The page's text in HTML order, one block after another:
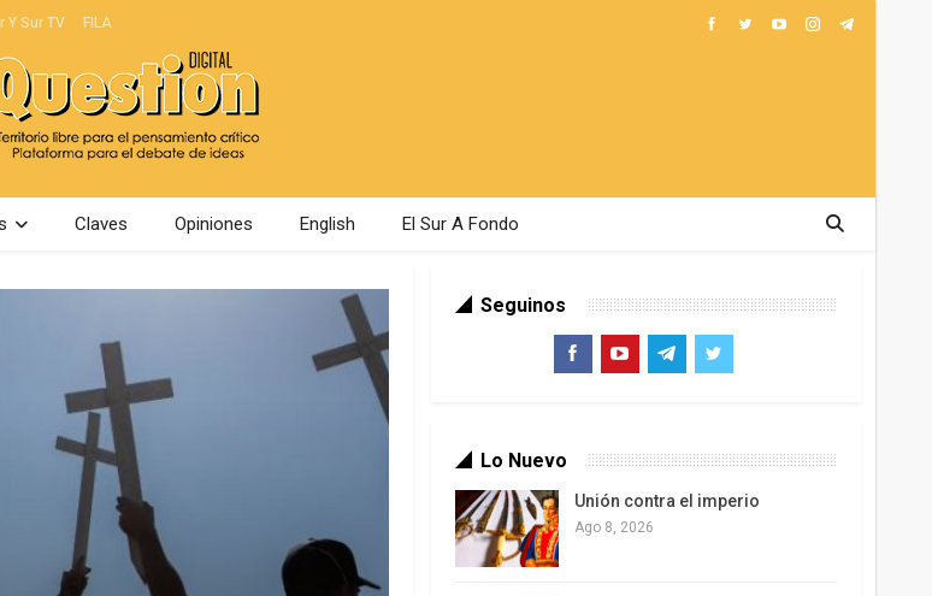
Y Sur TV FILA
Claves Opiniones English El Sur A Fondo
Seguinos
Lo Nuevo
Unión contra el imperio
Ago 8, 2026